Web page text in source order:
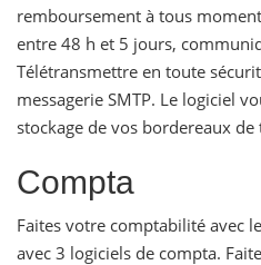
remboursement à tous
entre 48 h et 5 jours,
Télétransmettre en toute
messagerie SMTP. Le logiciel
stockage de vos bordereaux
Compta
Faites votre comptabilité avec
avec 3 logiciels de compta.